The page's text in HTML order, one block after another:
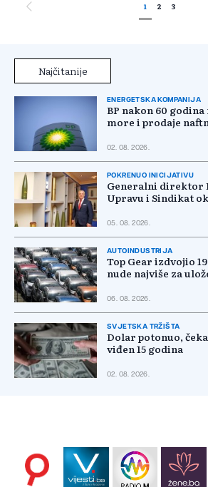
1 2 3
Najčitanije
ENERGETSKA KOMPANIJA
BP nakon 60
more i prodaje
02. 08. 2026.
POKRENUO INICIJATIVU
Generalni direktor
Upravu i Sindikat
05. 08. 2026.
AUTOINDUSTRIJA
Top Gear izdvojio
nude najviše za
06. 08. 2026.
SVJETSKA TRŽIŠTA
Dolar potonuo,
viđen 15 godina
02. 08. 2026.